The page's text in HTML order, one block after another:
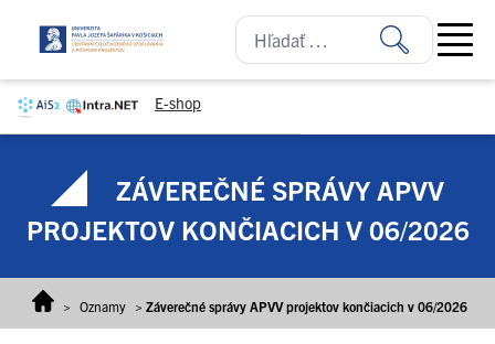
E-shop
Open
ZÁVEREČNÉ SPRÁVY APVV
PROJEKTOV KONČIACICH V 06/2026
> Oznamy > Záverečné správy APVV projektov končiacich v 06/2026